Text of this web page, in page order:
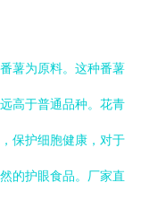
薯为原料。这种番薯
高于普通品种。花青
保护细胞健康，对于
的护眼食品。厂家直